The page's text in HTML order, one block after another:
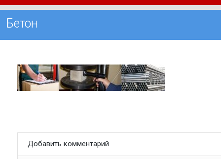
Бетон
Добавить комментарий